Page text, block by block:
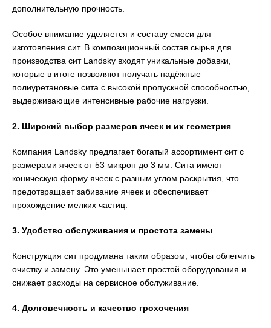
дополнительную прочность.
Особое внимание уделяется и составу смеси для
изготовления сит. В композиционный состав сырья для
производства сит Landsky входят уникальные добавки,
которые в итоге позволяют получать надёжные
полиуретановые сита с высокой пропускной способностью,
выдерживающие интенсивные рабочие нагрузки.
2. Широкий выбор размеров ячеек и их геометрия
Компания Landsky предлагает богатый ассортимент сит с
размерами ячеек от 53 микрон до 3 мм. Сита имеют
коническую форму ячеек с разным углом раскрытия, что
предотвращает забивание ячеек и обеспечивает
прохождение мелких частиц.
3. Удобство обслуживания и простота замены
Конструкция сит продумана таким образом, чтобы облегчить
очистку и замену. Это уменьшает простой оборудования и
снижает расходы на сервисное обслуживание.
4. Долговечность и качество грохочения